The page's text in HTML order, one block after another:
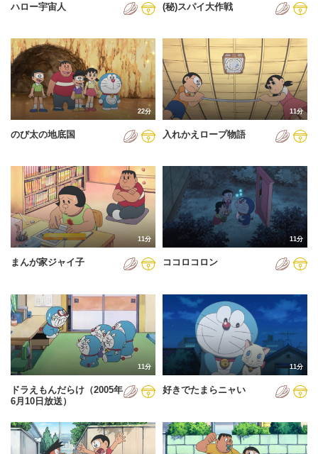
ハロー宇宙人 (秘)スパイ大作戦
22分
のび太の地底国
11分
入れかえロープ物語
11分
まんが家ジャイ子
11分
ココロコロン
11分
ドラえもんだらけ（2005年
6月10日放送）
11分
好きでたまらニャい